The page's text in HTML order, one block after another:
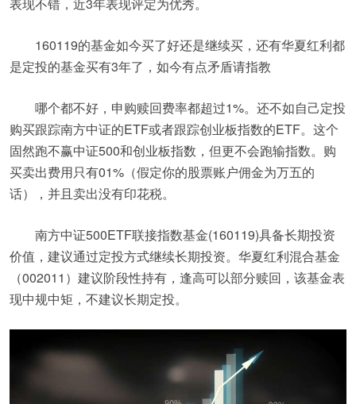
160119的基金如今买了好还是继续买，还有华夏红利都
是定投的基金买有3年了，如今有点矛盾请指教
哪个都不好，申购赎回费率都超过1%。还不如自己定投
购买跟踪南方中证的ETF或者跟踪创业板指数的ETF。这个
固然跑不赢中证500和创业板指数，但更不会跑输指数。购
买卖出费用只有01%（假定你的股票账户佣金为万五的
话），并且卖出没有印花税。
南方中证500ETF联接指数基金(160119)具备长期投资
价值，建议通过定投方式继续长期投资。华夏红利混合基金
（002011）建议阶段性持有，逢高可以部分赎回，该基金表
现中规中矩，不建议长期定投。